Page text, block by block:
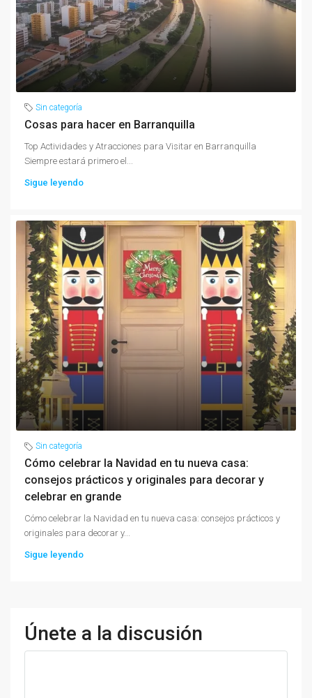
Sin categoría
Cosas para hacer en Barranquilla
Top Actividades y Atracciones para Visitar en Barranquilla
Siempre estará primero el...
Sigue leyendo
Sin categoría
Cómo celebrar la Navidad en tu nueva casa:
consejos prácticos y originales para decorar y
celebrar en grande
Cómo celebrar la Navidad en tu nueva casa: consejos prácticos y
originales para decorar y...
Sigue leyendo
Únete a la discusión